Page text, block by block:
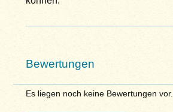
Bewertungen
Es liegen noch keine Bewertungen vor.